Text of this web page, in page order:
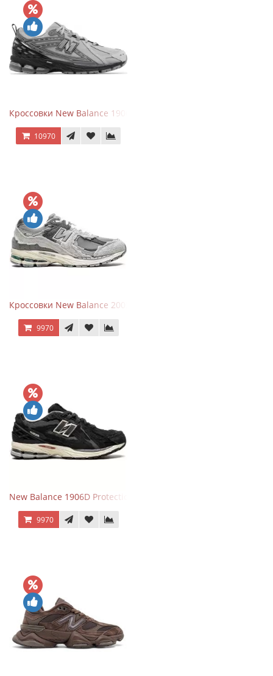
Кроссовки New Balance 1906R Brighton Grey
10970
Кроссовки New Balance 2002R Protection Pack Grey
9970
New Balance 1906D Protection Pack Black черные
9970